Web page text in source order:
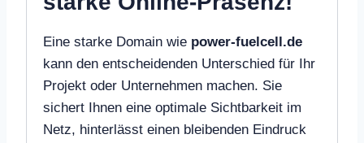
Eine starke Domain wie power-fuelcell.de
kann den entscheidenden Unterschied für Ihr
Projekt oder Unternehmen machen. Sie
sichert Ihnen eine optimale Sichtbarkeit im
Netz, hinterlässt einen bleibenden Eindruck